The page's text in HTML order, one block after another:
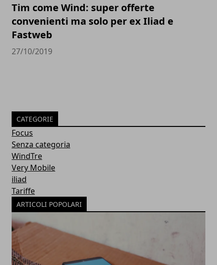
Tim come Wind: super offerte
convenienti ma solo per ex Iliad e
Fastweb
27/10/2019
CATEGORIE
Focus
Senza categoria
WindTre
Very Mobile
iliad
Tariffe
ARTICOLI POPOLARI